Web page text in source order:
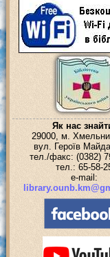
Як нас
29000, м.
вул. Героїв
тел./факс: (0382)
тел.: 65-58-
e-mail: